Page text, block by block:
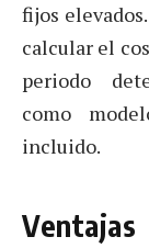
fijos
calcular el
periodo
como
incluido.